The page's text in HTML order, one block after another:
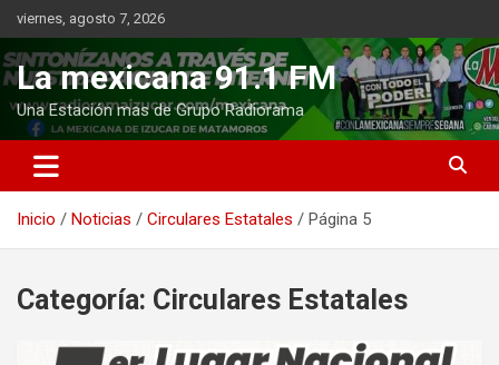
Saltar
al
contenido
viernes, agosto 7, 2026
La mexicana 91.1 FM
Una Estación mas de Grupo Radiorama
Inicio Noticias Circulares Estatales Página 5
Categoría: Circulares Estatales